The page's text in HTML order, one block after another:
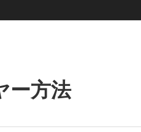
ー方法